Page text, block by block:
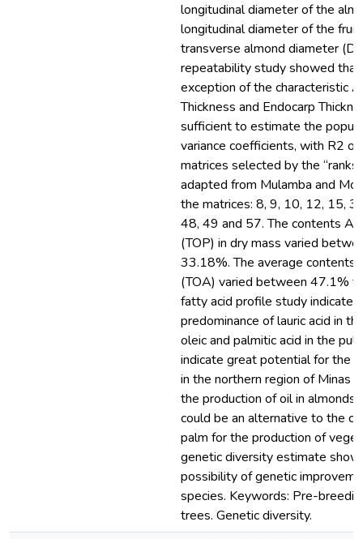
longitudinal diameter of the
longitudinal diameter of the fruit
transverse almond diameter
repeatability study showed
exception of the characteristic
Thickness and Endocarp
sufficient to estimate the
variance coefficients, with R2
matrices selected by the
adapted from Mulamba and
the matrices: 8, 9, 10, 12, 15,
48, 49 and 57. The contents
(TOP) in dry mass varied
33.18%. The average contents
(TOA) varied between 47.1%
fatty acid profile study indicated
predominance of lauric acid in
oleic and palmitic acid in the
indicate great potential for the
in the northern region of Minas
the production of oil in almonds
could be an alternative to the
palm for the production of
genetic diversity estimate
possibility of genetic
species. Keywords: Pre-
trees. Genetic diversity.